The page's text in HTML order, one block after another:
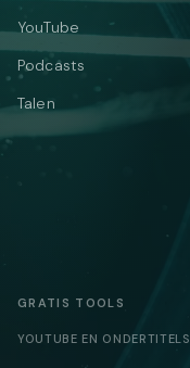
YouTube
Podcasts
Talen
GRATIS TOOLS
YOUTUBE EN ONDERTITELS